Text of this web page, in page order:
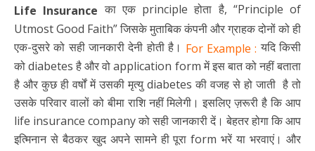
Life Insurance का एक principle होता है, “Principle of
Utmost Good Faith” जिसके मुताबिक कंपनी और ग्राहक दोनों को ही
एक-दुसरे को सही जानकारी देनी होती है। For Example : यदि किसी
को diabetes है और वो application form में इस बात को नहीं बताता
है और कुछ ही वर्षों में उसकी मृत्यु diabetes की वजह से हो जाती है तो
उसके परिवार वालों को बीमा राशि नहीं मिलेगी। इसलिए ज़रूरी है कि आप
life insurance company को सही जानकारी दें। बेहतर होगा कि आप
इत्मिनान से बैठकर खुद अपने सामने ही पूरा form भरें या भरवाएं। और